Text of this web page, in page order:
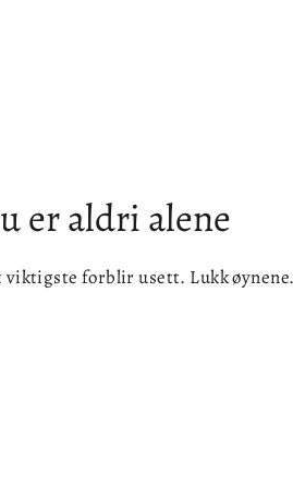
er aldri alene
viktigste forblir usett. Lukk